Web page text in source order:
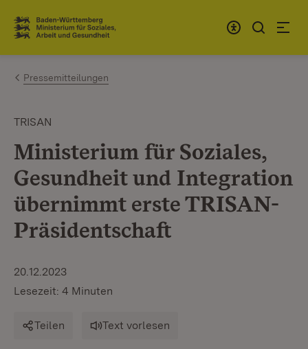
Zum Inhalt springen
Link zur Startseite
Pressemitteilungen
TRISAN
Ministerium für Soziales,
Gesundheit und Integration
übernimmt erste TRISAN-
Präsidentschaft
20.12.2023
Lesezeit: 4 Minuten
Teilen Text vorlesen